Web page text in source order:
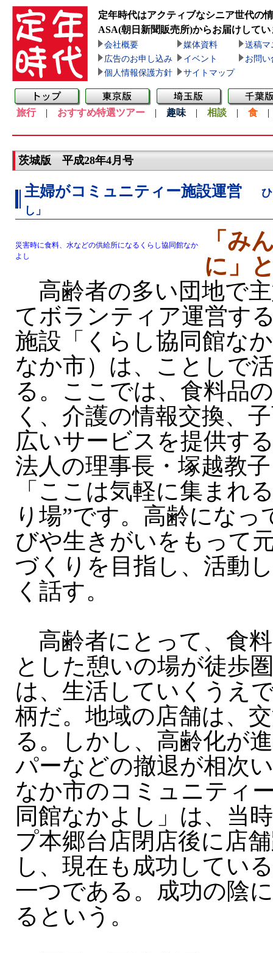
定年時代はアクティブなシニア世代の
ASA(朝日新聞販売所)からお届けしてい
会社概要 媒体資料
送稿マ
広告のお申し込み
イベント
お問い
個人情報保護方針
サイトマップ
旅行| おすすめ特選ツアー | 趣味 | 相談 | 食
茨城版 平成28年4月号
主婦がコミュニティー施設運営
し」
災害時に食料、水などの供給所になるくらし協同館なか
よし
「み
に」
高齢者の多い団地で
てボランティア運営す
施設「くらし協同館な
なか市）は、ことしで
る。ここでは、食料品
く、介護の情報交換、
広いサービスを提供す
法人の理事長・塚越教
「ここは気軽に集まれ
り場”です。高齢にな
びや生きがいをもって
づくりを目指し、活動
く話す。
高齢者にとって、食
とした憩いの場が徒歩
は、生活していくうえ
柄だ。地域の店舗は、
る。しかし、高齢化が
パーなどの撤退が相次
なか市のコミュニティ
同館なかよし」は、当
プ本郷台店閉店後に店
し、現在も成功してい
一つである。成功の陰
るという。